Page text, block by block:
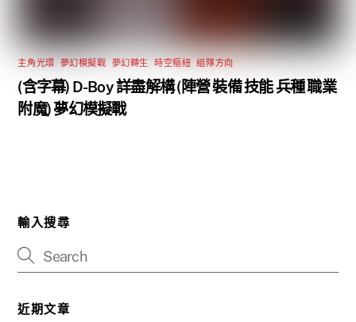
主角光環 夢幻模擬戰 夢幻轉生 時空樞紐 ,組隊方向
(含字幕) D-Boy 詳盡解構 (陣營 裝備 技能 兵種 職業
附魔) 夢幻模擬戰
輸入搜尋
近期文章